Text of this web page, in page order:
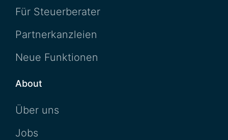
Für Steuerberater
Partnerkanzleien
Neue Funktionen
About
Über uns
Jobs